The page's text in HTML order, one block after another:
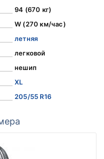
94 (670 кг)
W (270 км/час)
летняя
легковой
нешип
XL
205/55 R16